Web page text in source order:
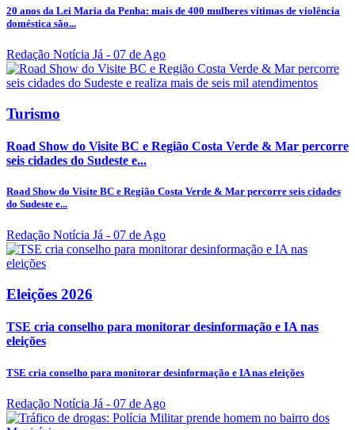
20 anos da Lei Maria da Penha: mais de 400 mulheres vítimas de violência
doméstica são...
Redação Notícia Já - 07 de Ago
Turismo
Road Show do Visite BC e Região Costa Verde & Mar percorre
seis cidades do Sudeste e...
Road Show do Visite BC e Região Costa Verde & Mar percorre seis cidades
do Sudeste e...
Redação Notícia Já - 07 de Ago
Eleições 2026
TSE cria conselho para monitorar desinformação e IA nas
eleições
TSE cria conselho para monitorar desinformação e IA nas eleições
Redação Notícia Já - 07 de Ago